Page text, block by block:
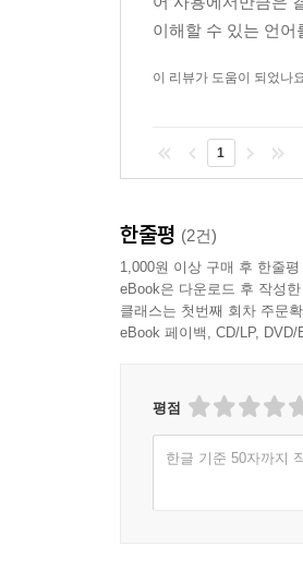
이제 소개하려고 하는
다. 쉬운 영어는 영국과
내가 쉬운 영어에 관심
명확하고 간단한 영어
대로 적용될 수 있는 것
게 될 것이다.
있다고 과장하는 영어
은 내가 30여 년간 영
다른 문제이겠지만, 적
이해할 수 있는 언
이 리뷰가 도움이 되었나
1
한줄평 (2건)
1,000원 이상 구매 후 한줄평
eBook은 다운로드 후 작성
클래스는 첫번째 회차 주문
eBook 페이백, CD/LP,
평점
한글 기준 50자까지